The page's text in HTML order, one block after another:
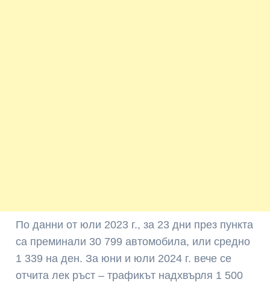
По данни от юли 2023 г., за 23 дни през пункта
са преминали 30 799 автомобила, или средно
1 339 на ден. За юни и юли 2024 г. вече се
отчита лек ръст – трафикът надхвърля 1 500